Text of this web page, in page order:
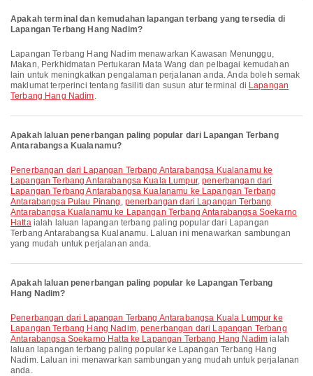
Apakah terminal dan kemudahan lapangan terbang yang tersedia di
Lapangan Terbang Hang Nadim?
Lapangan Terbang Hang Nadim menawarkan Kawasan Menunggu,
Makan, Perkhidmatan Pertukaran Mata Wang dan pelbagai kemudahan
lain untuk meningkatkan pengalaman perjalanan anda. Anda boleh semak
maklumat terperinci tentang fasiliti dan susun atur terminal di Lapangan
Terbang Hang Nadim.
Apakah laluan penerbangan paling popular dari Lapangan Terbang
Antarabangsa Kualanamu?
penerbangan dari Lapangan Terbang Antarabangsa Kualanamu ke
Lapangan Terbang Antarabangsa Kuala Lumpur,penerbangan dari
Lapangan Terbang Antarabangsa Kualanamu ke Lapangan Terbang
Antarabangsa Pulau Pinang , penerbangan dari Lapangan Terbang
Antarabangsa Kualanamu ke Lapangan Terbang Antarabangsa Soekarno
Hattaialah laluan lapangan terbang paling popular dari Lapangan
Terbang Antarabangsa Kualanamu. Laluan ini menawarkan sambungan
yang mudah untuk perjalanan anda.
Apakah laluan penerbangan paling popular ke Lapangan Terbang
Hang Nadim?
penerbangan dari Lapangan Terbang Antarabangsa Kuala Lumpur ke
Lapangan Terbang Hang Nadim,penerbangan dari Lapangan Terbang
Antarabangsa Soekarno Hatta ke Lapangan Terbang Hang Nadim ialah
laluan lapangan terbang paling popular ke Lapangan Terbang Hang
Nadim. Laluan ini menawarkan sambungan yang mudah untuk perjalanan
anda.